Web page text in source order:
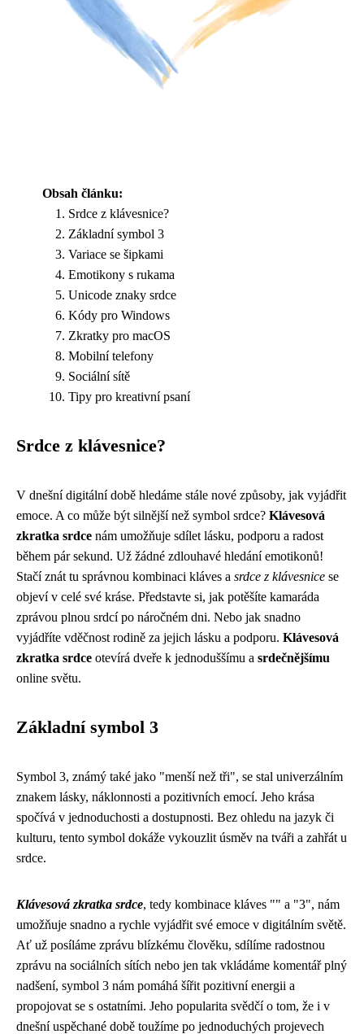
Obsah článku:
Srdce z klávesnice?
Základní symbol 3
Variace se šipkami
Emotikony s rukama
Unicode znaky srdce
Kódy pro Windows
Zkratky pro macOS
Mobilní telefony
Sociální sítě
Tipy pro kreativní psaní
Srdce z klávesnice?
V dnešní digitální době hledáme stále nové způsoby, jak vyjádřit
emoce. A co může být silnější než symbol srdce? Klávesová
zkratka srdce nám umožňuje sdílet lásku, podporu a radost
během pár sekund. Už žádné zdlouhavé hledání emotikonů!
Stačí znát tu správnou kombinaci kláves a srdce z klávesnice se
objeví v celé své kráse. Představte si, jak potěšíte kamaráda
zprávou plnou srdcí po náročném dni. Nebo jak snadno
vyjádříte vděčnost rodině za jejich lásku a podporu. Klávesová
zkratka srdce otevírá dveře k jednoduššímu a srdečnějšímu
online světu.
Základní symbol 3
Symbol 3, známý také jako "menší než tři", se stal univerzálním
znakem lásky, náklonnosti a pozitivních emocí. Jeho krása
spočívá v jednoduchosti a dostupnosti. Bez ohledu na jazyk či
kulturu, tento symbol dokáže vykouzlit úsměv na tváři a zahřát u
srdce.
Klávesová zkratka srdce, tedy kombinace kláves "" a "3", nám
umožňuje snadno a rychle vyjádřit své emoce v digitálním světě.
Ať už posíláme zprávu blízkému člověku, sdílíme radostnou
zprávu na sociálních sítích nebo jen tak vkládáme komentář plný
nadšení, symbol 3 nám pomáhá šířit pozitivní energii a
propojovat se s ostatními. Jeho popularita svědčí o tom, že i v
dnešní uspěchané době toužíme po jednoduchých projevech